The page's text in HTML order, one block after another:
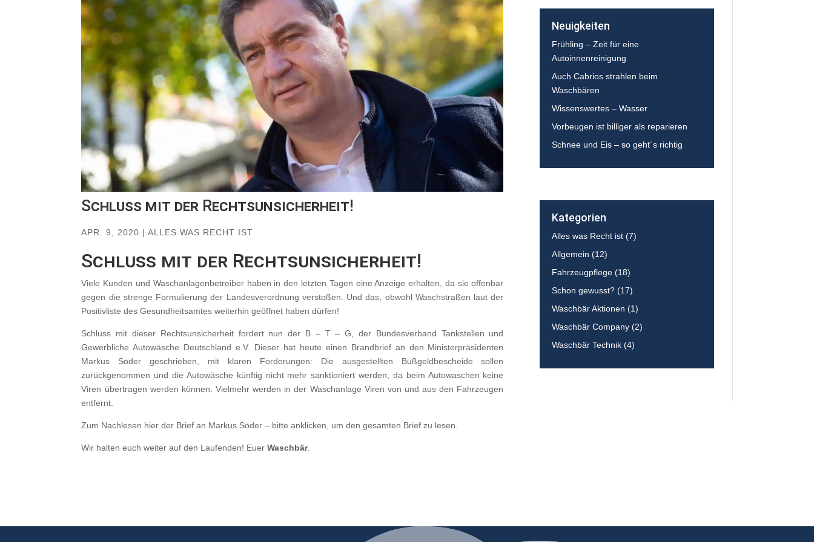
Schluss mit der Rechtsunsicherheit!
APR. 9, 2020 |ALLES WAS RECHT IST
Schluss mit der Rechtsunsicherheit!
Viele Kunden und Waschanlagenbetreiber haben in den letzten Tagen eine Anzeige erhalten, da sie offenbar
gegen die strenge Formulierung der Landesverordnung verstoßen. Und das, obwohl Waschstraßen laut der
Positivliste des Gesundheitsamtes weiterhin geöffnet haben dürfen!
Schluss mit dieser Rechtsunsicherheit fordert nun der B – T – G, der Bundesverband Tankstellen und
Gewerbliche Autowäsche Deutschland e.V. Dieser hat heute einen Brandbrief an den Ministerpräsidenten
Markus Söder geschrieben, mit klaren Forderungen: Die ausgestellten Bußgeldbescheide sollen
zurückgenommen und die Autowäsche künftig nicht mehr sanktioniert werden, da beim Autowaschen keine
Viren übertragen werden können. Vielmehr werden in der Waschanlage Viren von und aus den Fahrzeugen
entfernt.
Zum Nachlesen hier der Brief an Markus Söder – bitte anklicken, um den gesamten Brief zu lesen.
Wir halten euch weiter auf den Laufenden! EuerWaschbär.
Neuigkeiten
Frühling – Zeit für eine
Autoinnenreinigung
Auch Cabrios strahlen beim
Waschbären
Wissenswertes – Wasser
Vorbeugen ist billiger als reparieren
Schnee und Eis – so geht´s richtig
Kategorien
Alles was Recht ist(7)
Allgemein (12)
Fahrzeugpflege(18)
Schon gewusst?(17)
Waschbär Aktionen (1)
Waschbär Company(2)
Waschbär Technik(4)